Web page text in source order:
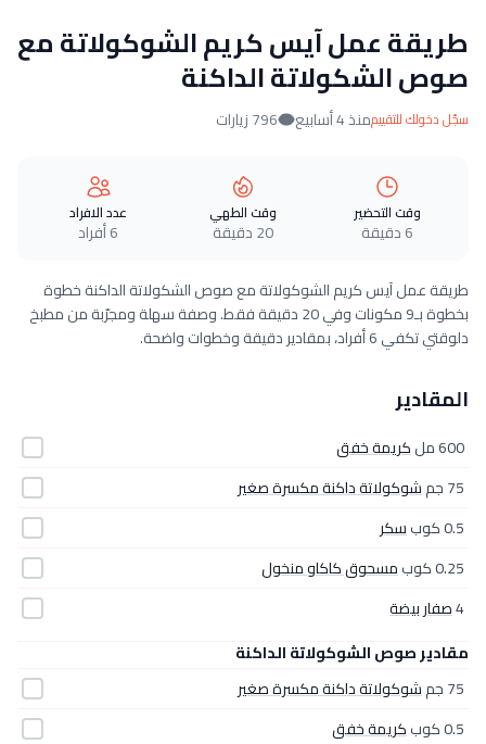
طريقة عمل آيس كريم الشوكولاتة مع
صوص الشكولاتة الداكنة
سجّل دخولك للتقييممنذ 4 أسابيع 796 زيارات
وقت التحضير
6 دقيقة
وقت الطهي
20 دقيقة
عدد الافراد
6 أفراد
طريقة عمل آيس كريم الشوكولاتة مع صوص الشكولاتة الداكنة خطوة
بخطوة بـ9 مكونات وفي 20 دقيقة فقط. وصفة سهلة ومجرّبة من مطبخ
دلوقتي تكفي 6 أفراد، بمقادير دقيقة وخطوات واضحة.
المقادير
600 مل
كريمة خفق
75 جم
شوكولاتة داكنة مكسرة صغير
0.5 كوب
سكر
0.25 كوب
مسحوق كاكاو منخول
4صفار بيضة
مقادير صوص الشوكولاتة الداكنة
75 جم
شوكولاتة داكنة مكسرة صغير
0.5 كوب
كريمة خفق